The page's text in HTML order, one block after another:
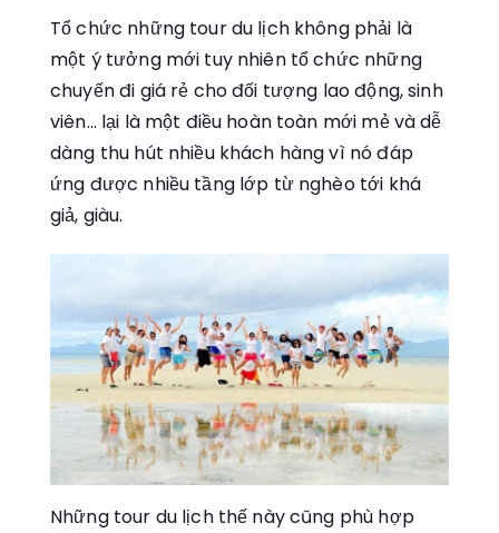
Tổ chức những tour du lịch không phải là
một ý tưởng mới tuy nhiên tổ chức những
chuyến đi giá rẻ cho đối tượng lao động, sinh
viên… lại là một điều hoàn toàn mới mẻ và dễ
dàng thu hút nhiều khách hàng vì nó đáp
ứng được nhiều tầng lớp từ nghèo tới khá
giả, giàu.
Những tour du lịch thế này cũng phù hợp